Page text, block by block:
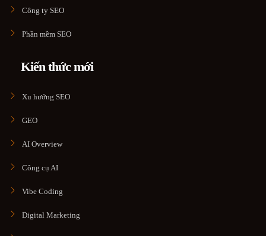
Công ty SEO
Phần mềm SEO
Kiến thức mới
Xu hướng SEO
GEO
AI Overview
Công cụ AI
Vibe Coding
Digital Marketing